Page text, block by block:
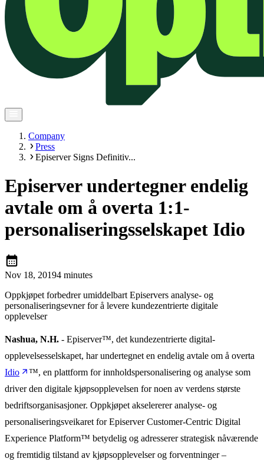
Company
Press
Episerver Signs Definitiv...
Episerver undertegner endelig
avtale om å overta 1:1-
personaliseringsselskapet Idio
calendar_month
Nov 18, 20194 minutes
Oppkjøpet forbedrer umiddelbart Episervers analyse- og
personaliseringsevner for å levere kundezentrierte digitale
opplevelser
Nashua, N.H. - Episerver™, det kundezentrierte digital-
opplevelsesselskapet, har undertegnet en endelig avtale om å overta
Idio
™, en plattform for innholdspersonalisering og analyse som
driver den digitale kjøpsopplevelsen for noen av verdens største
bedriftsorganisasjoner. Oppkjøpet akselererer analyse- og
personaliseringsveikaret for Episerver Customer-Centric Digital
Experience Platform™ betydelig og adresserer strategisk nåværende
og fremtidig tilstand av kjøpsopplevelser og forventninger –